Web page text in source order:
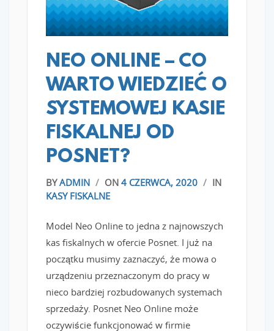
NEO ONLINE – CO
WARTO WIEDZIEĆ O
SYSTEMOWEJ KASIE
FISKALNEJ OD
POSNET?
BYADMIN / ON 4 CZERWCA, 2020 / IN
KASY FISKALNE
Model Neo Online to jedna z najnowszych
kas fiskalnych w ofercie Posnet. I już na
początku musimy zaznaczyć, że mowa o
urządzeniu przeznaczonym do pracy w
nieco bardziej rozbudowanych systemach
sprzedaży. Posnet Neo Online może
oczywiście funkcjonować w firmie